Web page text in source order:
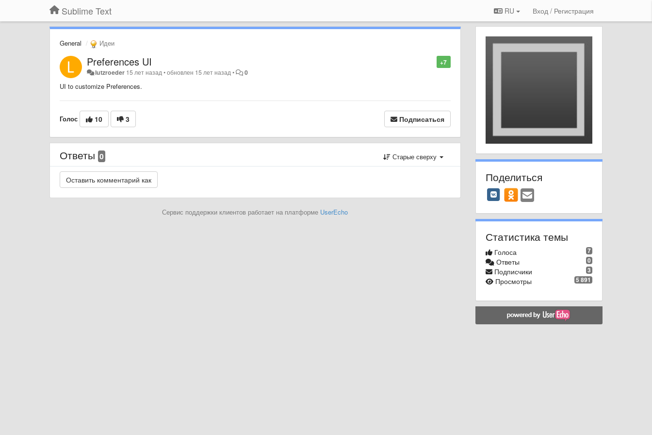
Sublime Text RU Вход / Регистрация
General Идеи
+7
Preferences UI
lutzroeder 15 лет назад •обновлен 15 лет назад • 0
UI to customize Preferences.
Голос 10 3 Подписаться
Ответы 0 Старые сверху
Сервис поддержки клиентов работает на платформе UserEcho
Поделиться
Статистика темы
7
Голоса
0
Ответы
3
Подписчики
5 891
Просмотры